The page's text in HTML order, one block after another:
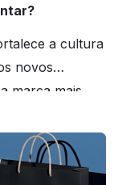
a cultura
novos
marca mais